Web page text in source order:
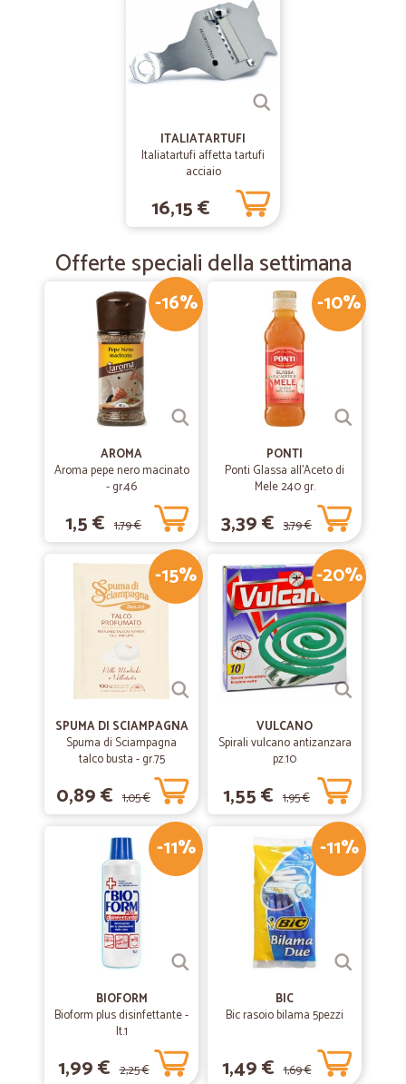
Era la prima volta che effettuavo un ordine con Cicalia e mi sono
trovato benissimo: il sito è intuitivo, la procedura di pagamento
velocissima e in generale tutte le operazioni sono segnalate passo
per passo via email, compreso il tracking. La merce è arrivata davvero
in 24 ore e il pacco era imballato correttamente. Non posso che
essere soddisfatto e mi sento davvero di consigliare questo servizio!
ITALIATARTUFI
Italiatartufi affetta tartufi
acciaio
16,15 €
Offerte speciali della settimana
-16%
AROMA
Aroma pepe nero macinato
- gr.46
1,5 € 1,79 €
-10%
PONTI
Ponti Glassa all'Aceto di
Mele 240 gr.
3,39 € 3,79 €
-15%
SPUMA DI SCIAMPAGNA
Spuma di Sciampagna
talco busta - gr.75
0,89 € 1,05 €
-20%
VULCANO
Spirali vulcano antizanzara
pz.10
1,55 € 1,95 €
-11%
BIOFORM
Bioform plus disinfettante -
lt.1
1,99 € 2,25 €
-11%
BIC
Bic rasoio bilama 5pezzi
1,49 € 1,69 €